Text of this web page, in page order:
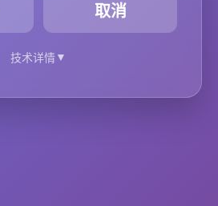
取消
技术详情▼